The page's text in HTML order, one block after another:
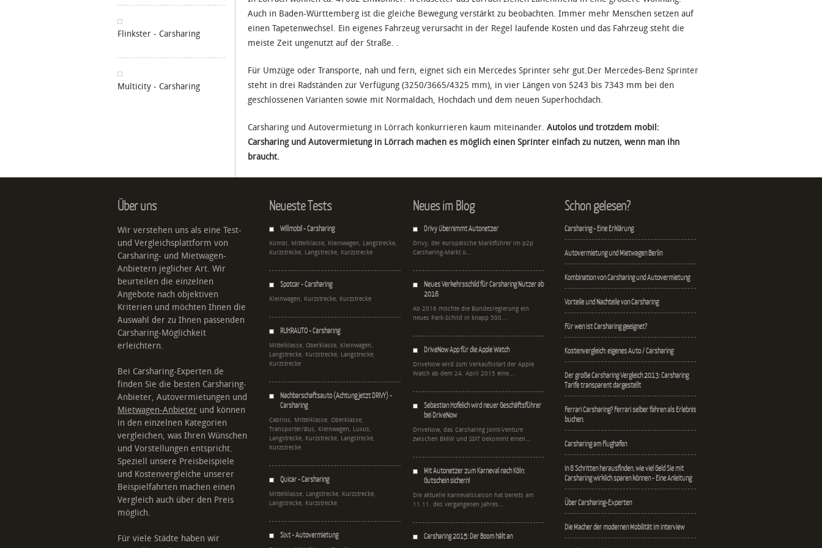
Auch in Baden-Württemberg ist die gleiche Bewegung verstärkt zu beobachten. Immer mehr Menschen setzen auf
einen Tapetenwechsel. Ein eigenes Fahrzeug verursacht in der Regel laufende Kosten und das Fahrzeug steht die
meiste Zeit ungenutzt auf der Straße. .
Für Umzüge oder Transporte, nah und fern, eignet sich ein Mercedes Sprinter sehr gut.Der Mercedes-Benz Sprinter
steht in drei Radständen zur Verfügung (3250/3665/4325 mm), in vier Längen von 5243 bis 7343 mm bei den
geschlossenen Varianten sowie mit Normaldach, Hochdach und dem neuen Superhochdach.
Carsharing und Autovermietung in Lörrach konkurrieren kaum miteinander. Autolos und trotzdem mobil:
Carsharing und Autovermietung in Lörrach machen es möglich einen Sprinter einfach zu nutzen, wenn man ihn
braucht.
Flinkster - Carsharing
Multicity - Carsharing
Über uns
Wir verstehen uns als eine Test-
und Vergleichsplattform von
Carsharing- und Mietwagen-
Anbietern jeglicher Art. Wir
beurteilen die einzelnen
Angebote nach objektiven
Kriterien und möchten Ihnen die
Auswahl der zu Ihnen passenden
Carsharing-Möglichkeit
erleichtern.
Bei Carsharing-Experten.de
finden Sie die besten Carsharing-
Anbieter, Autovermietungen und
Mietwagen-Anbieter und können
in den einzelnen Kategorien
vergleichen, was Ihren Wünschen
und Vorstellungen entspricht.
Speziell unsere Preisbeispiele
und Kostenvergleiche unserer
Beispielfahrten machen einen
Vergleich auch über den Preis
möglich.
Für viele Städte haben wir
Neueste Tests
Willmobil - Carsharing
Kombi, Mittelklasse, Kleinwagen, Langstrecke,
Kurzstrecke, Langstrecke, Kurzstrecke
Spotcar - Carsharing
Kleinwagen, Kurzstrecke, Kurzstrecke
RUHRAUTO - Carsharing
Mittelklasse, Oberklasse, Kleinwagen,
Langstrecke, Kurzstrecke, Langstrecke,
Kurzstrecke
Nachbarschaftsauto (Achtung jetzt DRIVY) -
Carsharing
Cabrios, Mittelklasse, Oberklasse,
Transporter/Bus, Kleinwagen, Luxus,
Langstrecke, Kurzstrecke, Langstrecke,
Kurzstrecke
Quicar - Carsharing
Mittelklasse, Langstrecke, Kurzstrecke,
Langstrecke, Kurzstrecke
Sixt - Autovermietung
Neues im Blog
Drivy übernimmt Autonetzer
Drivy, der europäische Marktführer im p2p
Carsharing-Markt ü...
Neues Verkehrsschild für Carsharing Nutzer ab
2016
Ab 2016 möchte die Bundesregierung ein
neues Park-Schild in knapp 500...
DriveNow App für die Apple Watch
DriveNow wird zum Verkaufsstart der Apple
Watch ab dem 24. April 2015 eine...
Sebastian Hofelich wird neuer Geschäftsführer
bei DriveNow
DriveNow, das Carsharing Joint-Venture
zwischen BMW und SIXT bekommt einen...
Mit Autonetzer zum Karneval nach Köln:
Gutschein sichern!
Die aktuelle Karnevalssaison hat bereits am
11.11. des vergangenen Jahres...
Carsharing 2015: Der Boom hält an
Schon gelesen?
Carsharing - Eine Erklärung
Autovermietung und Mietwagen Berlin
Kombination von Carsharing und Autovermietung
Vorteile und Nachteile von Carsharing
Für wen ist Carsharing geeignet?
Kostenvergleich: eigenes Auto / Carsharing
Der große Carsharing Vergleich 2013: Carsharing
Tarife transparent dargestellt
Ferrari Carsharing? Ferrari selber fahren als Erlebnis
buchen.
Carsharing am Flughafen
In 8 Schritten herausfinden, wie viel Geld Sie mit
Carsharing wirklich sparen können - Eine Anleitung
Über Carsharing-Experten
Die Macher der modernen Mobilität im Interview